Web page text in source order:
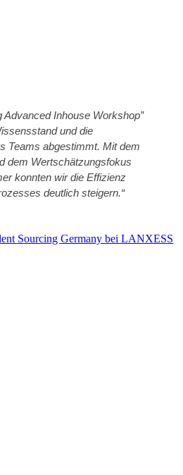
Advanced Inhouse Workshop”
und die
Teams abgestimmt. Mit dem
dem Wertschätzungsfokus
konnten wir die Effizienz
deutlich steigern.“
Sourcing Germany bei LANXESS